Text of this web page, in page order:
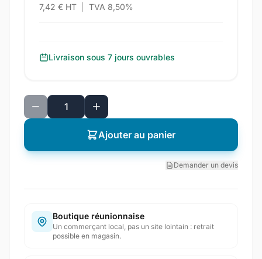
7,42 € HT TVA 8,50%
Livraison sous 7 jours ouvrables
Ajouter au panier
Demander un devis
Boutique réunionnaise
Un commerçant local, pas un site lointain : retrait
possible en magasin.